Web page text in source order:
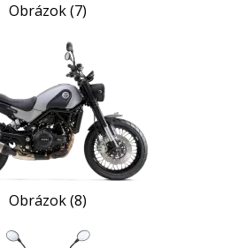
Obrázok (7)
Obrázok (8)